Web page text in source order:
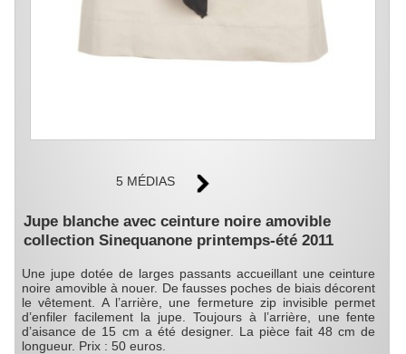
5 MÉDIAS
Jupe blanche avec ceinture noire amovible
collection Sinequanone printemps-été 2011
Une jupe dotée de larges passants accueillant une ceinture
noire amovible à nouer. De fausses poches de biais décorent
le vêtement. A l’arrière, une fermeture zip invisible permet
d’enfiler facilement la jupe. Toujours à l’arrière, une fente
d’aisance de 15 cm a été designer. La pièce fait 48 cm de
longueur. Prix : 50 euros.